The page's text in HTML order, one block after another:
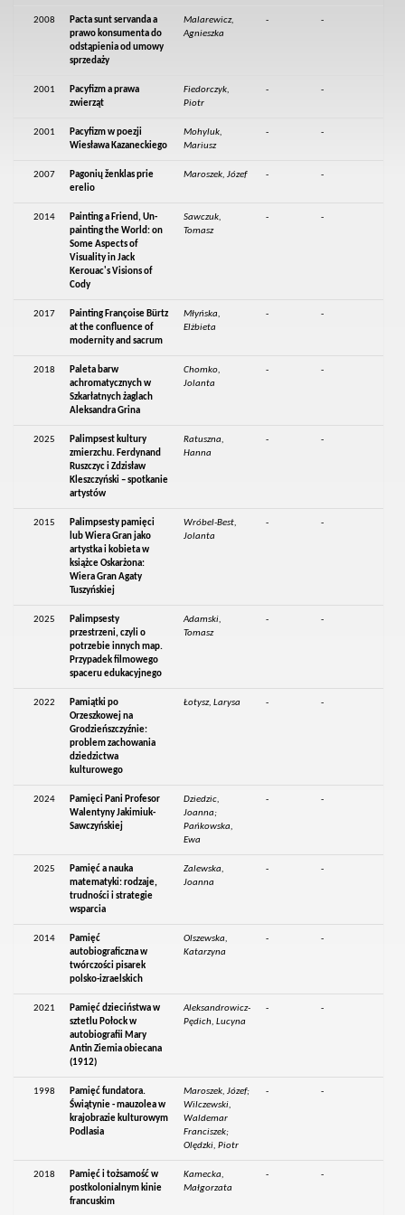
2008
Pacta sunt servanda a
prawo konsumenta do
odstąpienia od umowy
sprzedaży
Malarewicz,
Agnieszka
- -
2001
Pacyfizm a prawa
zwierząt
Fiedorczyk,
Piotr
- -
2001
Pacyfizm w poezji
Wiesława Kazaneckiego
Mohyluk,
Mariusz
- -
2007
Pagonių ženklas prie
erelio
Maroszek, Józef - -
2014
Painting a Friend, Un-
painting the World: on
Some Aspects of
Visuality in Jack
Kerouac's Visions of
Cody
Sawczuk,
Tomasz
- -
2017
Painting Françoise Bürtz
at the confluence of
modernity and sacrum
Młyńska,
Elżbieta
- -
2018
Paleta barw
achromatycznych w
Szkarłatnych żaglach
Aleksandra Grina
Chomko,
Jolanta
- -
2025
Palimpsest kultury
zmierzchu. Ferdynand
Ruszczyc i Zdzisław
Kleszczyński – spotkanie
artystów
Ratuszna,
Hanna
- -
2015
Palimpsesty pamięci
lub Wiera Gran jako
artystka i kobieta w
książce Oskarżona:
Wiera Gran Agaty
Tuszyńskiej
Wróbel-Best,
Jolanta
- -
2025
Palimpsesty
przestrzeni, czyli o
potrzebie innych map.
Przypadek filmowego
spaceru edukacyjnego
Adamski,
Tomasz
- -
2022
Pamiątki po
Orzeszkowej na
Grodzieńszczyźnie:
problem zachowania
dziedzictwa
kulturowego
Łotysz, Larysa - -
2024
Pamięci Pani Profesor
Walentyny Jakimiuk-
Sawczyńskiej
Dziedzic,
Joanna;
Pańkowska,
Ewa
- -
2025
Pamięć a nauka
matematyki: rodzaje,
trudności i strategie
wsparcia
Zalewska,
Joanna
- -
2014
Pamięć
autobiograficzna w
twórczości pisarek
polsko-izraelskich
Olszewska,
Katarzyna
- -
2021
Pamięć dzieciństwa w
sztetlu Połock w
autobiografii Mary
Antin Ziemia obiecana
(1912)
Aleksandrowicz-
Pędich, Lucyna
- -
1998
Pamięć fundatora.
Świątynie - mauzolea w
krajobrazie kulturowym
Podlasia
Maroszek, Józef;
Wilczewski,
Waldemar
Franciszek;
Olędzki, Piotr
- -
2018
Pamięć i tożsamość w
postkolonialnym kinie
francuskim
Kamecka,
Małgorzata
- -